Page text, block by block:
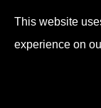
This website
experience on